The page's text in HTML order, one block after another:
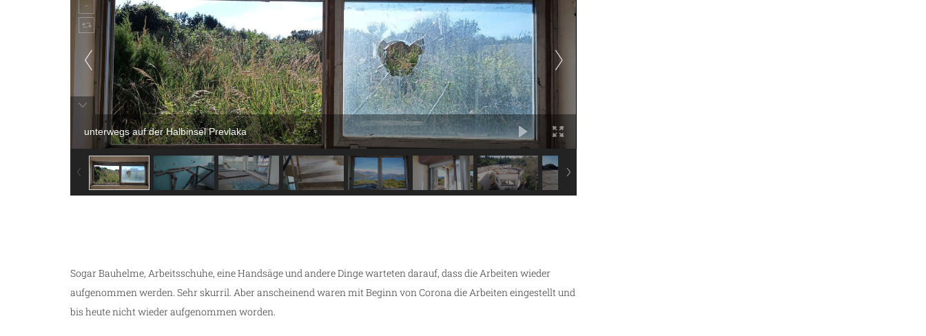
unterwegs auf der Halbinsel Prevlaka
Sogar Bauhelme, Arbeitsschuhe, eine Handsäge und andere Dinge warteten darauf, dass die Arbeiten wieder
aufgenommen werden. Sehr skurril. Aber anscheinend waren mit Beginn von Corona die Arbeiten eingestellt und
bis heute nicht wieder aufgenommen worden.